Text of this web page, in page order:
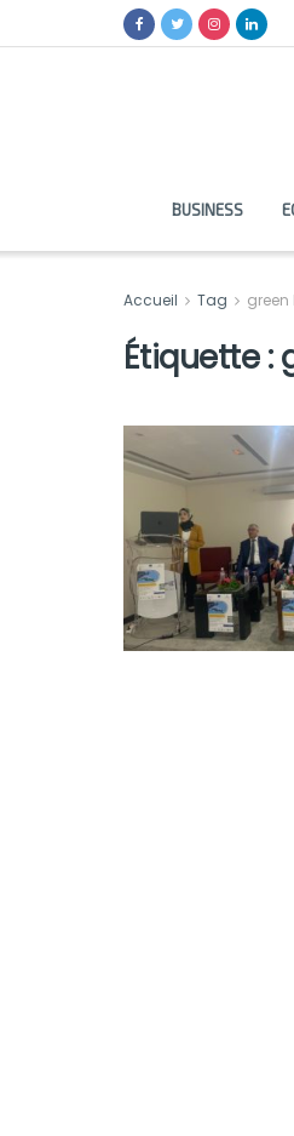
BUSINESS
Accueil Tag
Étiquette :